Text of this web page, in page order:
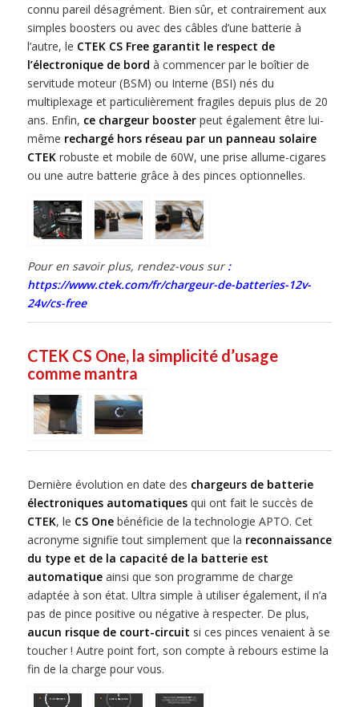
connu pareil désagrément. Bien sûr, et contrairement aux
simples boosters ou avec des câbles d’une batterie à
l’autre, le CTEK CS Free garantit le respect de
l’électronique de bord à commencer par le boîtier de
servitude moteur (BSM) ou Interne (BSI) nés du
multiplexage et particulièrement fragiles depuis plus de 20
ans. Enfin, ce chargeur boosterpeut également être lui-
même rechargé hors réseau par un panneau solaire
CTEKrobuste et mobile de 60W, une prise allume-cigares
ou une autre batterie grâce à des pinces optionnelles.
Pour en savoir plus, rendez-vous sur:
https://www.ctek.com/fr/chargeur-de-batteries-12v-
24v/cs-free
CTEK CS One, la simplicité d’usage
comme mantra
Dernière évolution en date des chargeurs de batterie
électroniques automatiquesqui ont fait le succès de
CTEK, le CS Onebénéficie de la technologie APTO. Cet
acronyme signifie tout simplement que la reconnaissance
du type et de la capacité de la batterie est
automatiqueainsi que son programme de charge
adaptée à son état. Ultra simple à utiliser également, il n’a
pas de pince positive ou négative à respecter. De plus,
aucun risque de court-circuit si ces pinces venaient à se
toucher ! Autre point fort, son compte à rebours estime la
fin de la charge pour vous.